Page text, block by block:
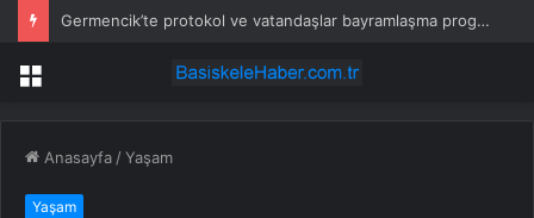
Germencik’te protokol ve vatandaşlar bayramlaşma programında buluştu
Menü
Anasayfa /Yaşam
Yaşam